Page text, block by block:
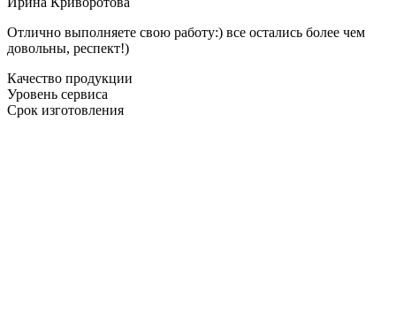
Отлично выполняете свою работу:) все остались более чем
довольны, респект!)
Качество продукции
Уровень сервиса
Срок изготовления